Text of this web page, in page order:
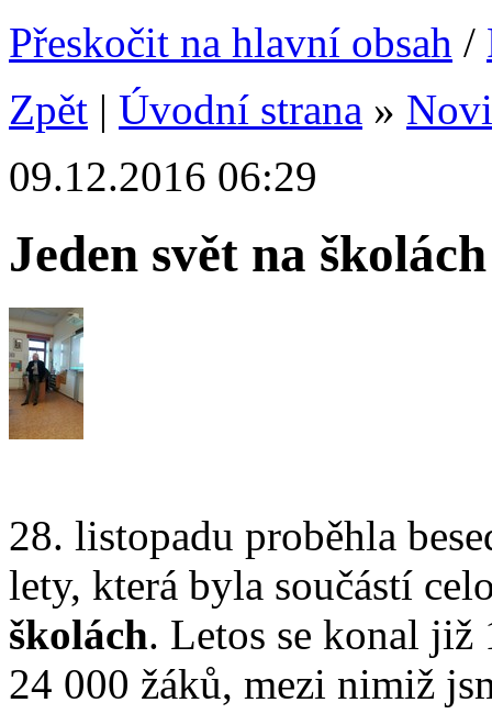
Přeskočit na hlavní obsah /
Zpět | Úvodní strana »
09.12.2016 06:29
Jeden svět na školách
28. listopadu proběhla
lety, která byla součástí
školách. Letos se konal již
24 000 žáků, mezi nimiž